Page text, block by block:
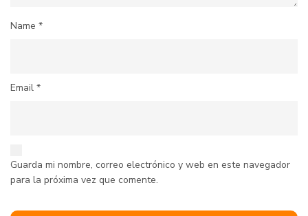
Name *
Email *
Guarda mi nombre, correo electrónico y web en este navegador
para la próxima vez que comente.